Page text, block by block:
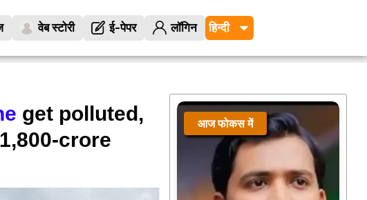
वेब स्टोरी ई-पेपर लॉगिन
get polluted,
crore
आज फोकस में